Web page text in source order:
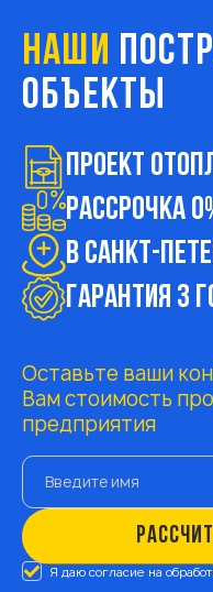
НАШИ
ОБЪЕКТЫ
Проект
Рассрочка
В Санкт-
ГАРАНТИЯ 3
Оставьте ваши
Вам стоимость
предприятия
Я даю согласие на